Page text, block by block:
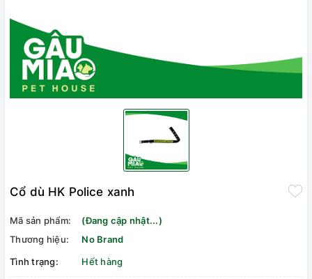
Cổ dù HK Police xanh
Mã sản phẩm:
(Đang cập nhật...)
Thương hiệu:
No Brand
Tình trạng:
Hết hàng